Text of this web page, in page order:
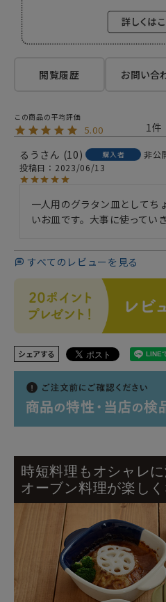
閲覧履歴 お問い合
5.00
1
るう
10 購入者
非公
投稿日
2023/06/13
一人用のグラタン皿としてち
いお皿です。大事に使ってい
すべてのレビューを見る
シェアする
時短料理もオシャレに
オーブン料理が楽し